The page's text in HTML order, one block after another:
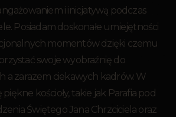
i inicjatywą podczas
Posiadam doskonałe umiejętności
momentów dzięki czemu
swoje wyobraźnię do
a zarazem ciekawych kadrów. W
kościoły, takie jak Parafia pod
Świętego Jana Chrzciciela oraz